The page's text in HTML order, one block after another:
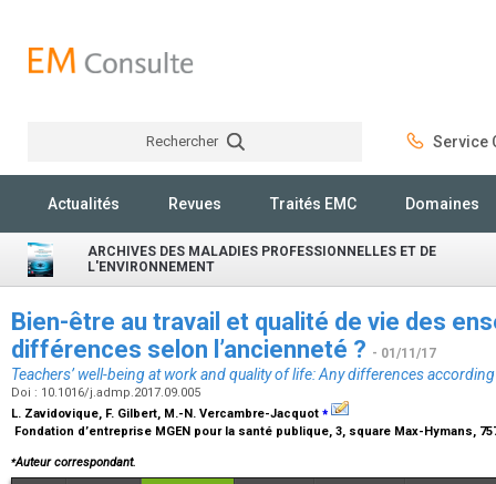
Rechercher Service
Actualités Revues Traités EMC Domaines
ARCHIVES DES MALADIES PROFESSIONNELLES ET DE
L'ENVIRONNEMENT
Bien-être au travail et qualité de vie des
différences selon l’ancienneté ? - 01/11/17
Teachers’ well-being at work and quality of life: Any differences
Doi : 10.1016/j.admp.2017.09.005
L. Zavidovique, F. Gilbert, M.-N. Vercambre-Jacquot ⁎
Fondation d’entreprise MGEN pour la santé publique, 3, square Max-Hymans,
⁎Auteur correspondant.